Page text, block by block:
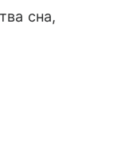
сна,